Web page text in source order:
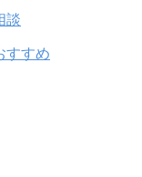
談
すすめ